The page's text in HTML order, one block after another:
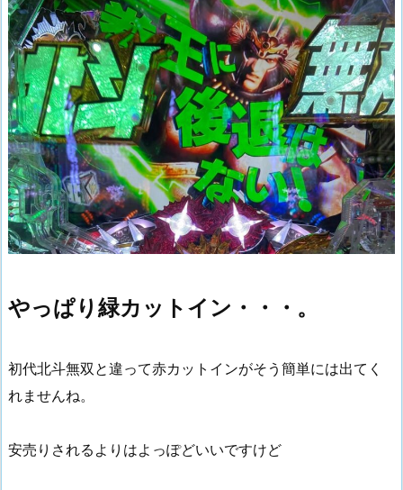
やっぱり緑カットイン・・・。
初代北斗無双と違って赤カットインがそう簡単には出てく
れませんね。
安売りされるよりはよっぽどいいですけど